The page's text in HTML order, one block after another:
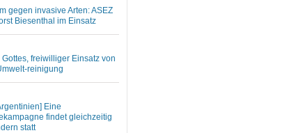
gegen invasive Arten: ASEZ
Biesenthal im Einsatz
freiwilliger Einsatz von
reinigung
Eine
findet gleichzeitig
statt